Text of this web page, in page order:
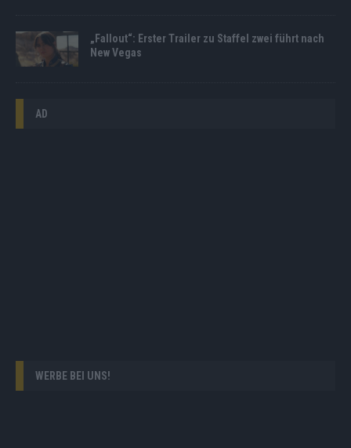
„Fallout“: Erster Trailer zu Staffel zwei führt nach
New Vegas
AD
WERBE BEI UNS!